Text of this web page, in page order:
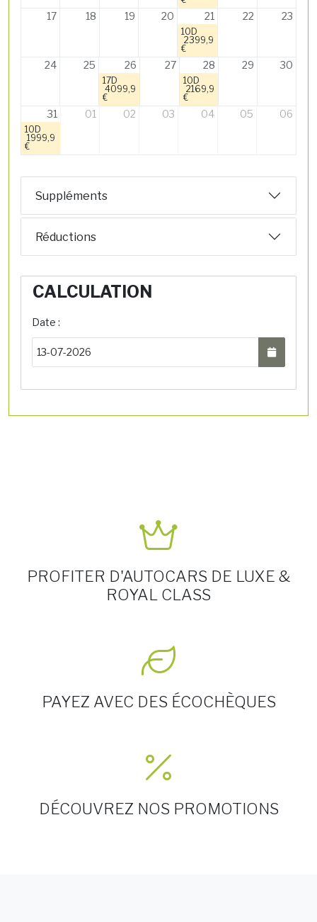
17 18 19 20 21
10D
2399,9
€
22 23
24 25 26
17D
4099,9
€
27 28
10D
2169,9
€
29 30
31
10D
1999,9
€
01 02 03 04 05 06
Suppléments
Réductions
CALCULATION
Date :
PROFITER D'AUTOCARS DE LUXE &
ROYAL CLASS
PAYEZ AVEC DES ÉCOCHÈQUES
DÉCOUVREZ NOS PROMOTIONS